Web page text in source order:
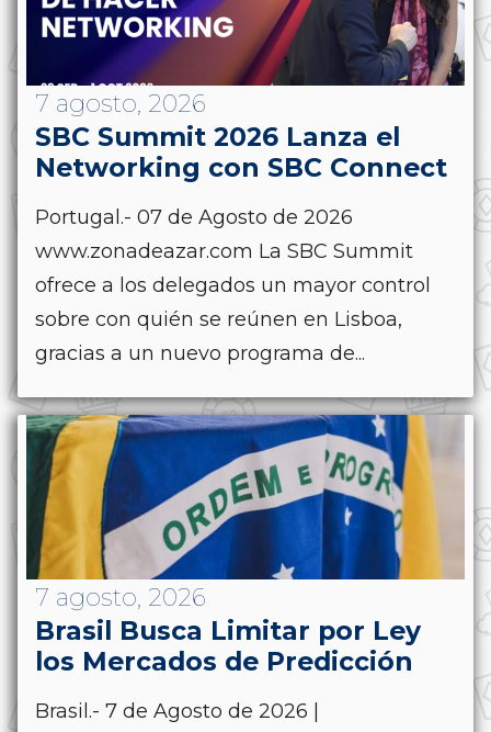
7 agosto, 2026
SBC Summit 2026 Lanza el
Networking con SBC Connect
Portugal.- 07 de Agosto de 2026
www.zonadeazar.com La SBC Summit
ofrece a los delegados un mayor control
sobre con quién se reúnen en Lisboa,
gracias a un nuevo programa de...
7 agosto, 2026
Brasil Busca Limitar por Ley
los Mercados de Predicción
Brasil.- 7 de Agosto de 2026 |